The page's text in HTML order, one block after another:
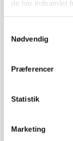
de har indsamlet
Nødvendig
Præferencer
Statistik
Marketing